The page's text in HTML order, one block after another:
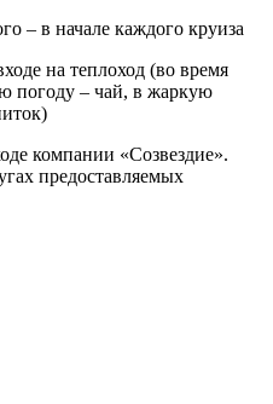
– в начале каждого круиза
на теплоход (во время
погоду – чай, в жаркую
компании «Созвездие».
предоставляемых